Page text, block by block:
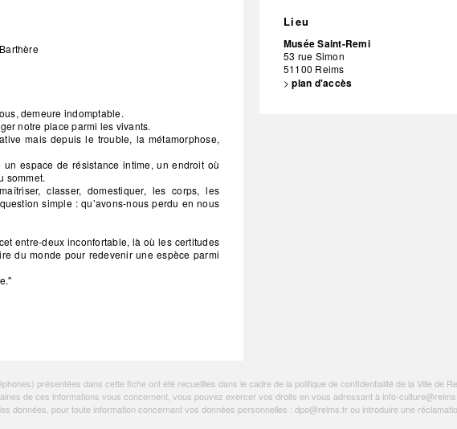
demeure indomptable.
notre place parmi les vivants.
mais depuis le trouble, la métamorphose,
espace de résistance intime, un endroit où
sommet.
classer, domestiquer, les corps, les
simple : qu’avons-nous perdu en nous
entre-deux inconfortable, là où les certitudes
du monde pour redevenir une espèce parmi
Lieu
Musée Saint-Remi
53 rue Simon
51100 Reims
>plan d'accès
présentées dans cette fiche ont été recueillies dans le cadre de la politique deconfidentialité de la Ville de
de ces informations vous concernent, vous pouvez exercer vos droits en vous adressant à info-
données, pour toute information concernant vos données personnelles : dpo@reims.frou introduire une